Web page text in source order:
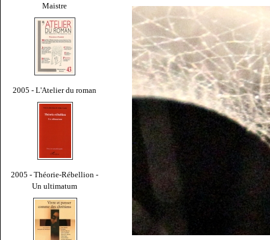
Maistre
2005 - L'Atelier du roman
2005 - Théorie-Rébellion -
Un ultimatum